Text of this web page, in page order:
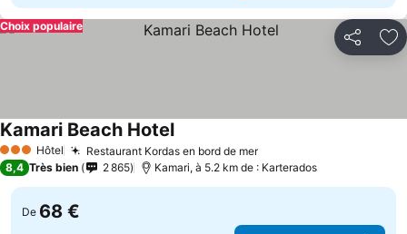
Partager
Choix populaire
3 ÉtoilesHôtel Restaurant Kordas en bord de mer
Kamari Beach Hotel
8,4 Très bien 2 865 Kamari, à 5.2 km de : Karterados
De 68 €